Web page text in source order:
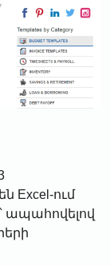
ում
ապահովելով